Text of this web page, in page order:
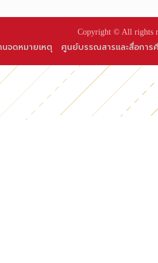
Copyright © All rights
นจดหมายเหตุ ศูนย์บรรณสารและสื่อการ